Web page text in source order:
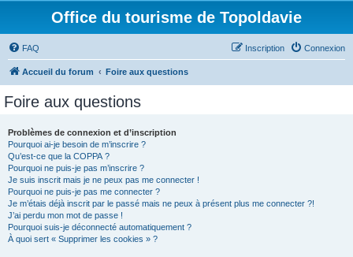
Office du tourisme de Topoldavie
FAQ Connexion
Inscription
Accueil du forum Foire aux questions
Foire aux questions
Problèmes de connexion et d’inscription
Pourquoi ai-je besoin de m’inscrire ?
Qu’est-ce que la COPPA ?
Pourquoi ne puis-je pas m’inscrire ?
Je suis inscrit mais je ne peux pas me connecter !
Pourquoi ne puis-je pas me connecter ?
Je m’étais déjà inscrit par le passé mais ne peux à présent plus me connecter ?!
J’ai perdu mon mot de passe !
Pourquoi suis-je déconnecté automatiquement ?
À quoi sert « Supprimer les cookies » ?